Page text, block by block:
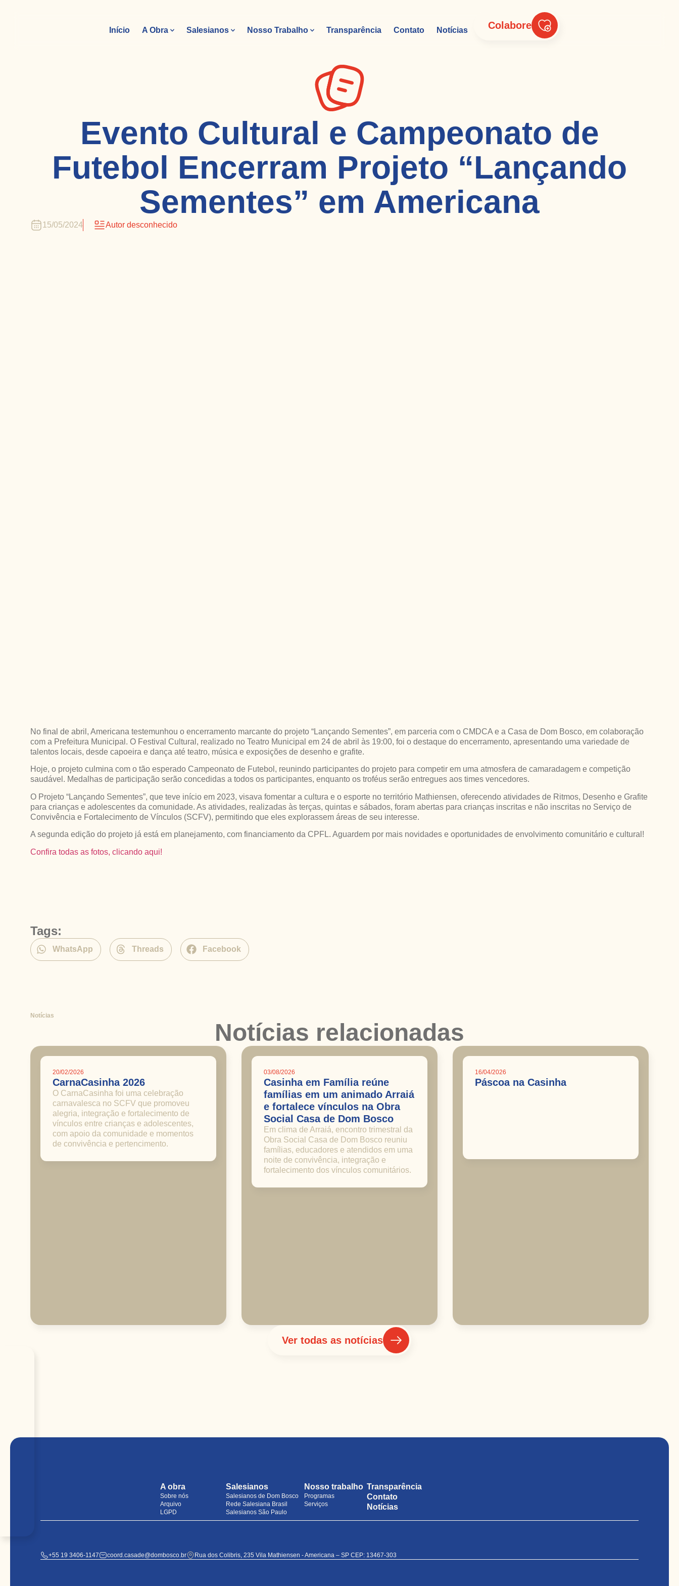
Início A Obra Salesianos Nosso Trabalho Transparência Contato Notícias Colabore
Evento Cultural e Campeonato de
Futebol Encerram Projeto “Lançando
Sementes” em Americana
15/05/2024 Autor desconhecido
No final de abril, Americana testemunhou o encerramento marcante do projeto “Lançando Sementes”, em parceria com o CMDCA e a Casa de Dom Bosco, em colaboração
com a Prefeitura Municipal. O Festival Cultural, realizado no Teatro Municipal em 24 de abril às 19:00, foi o destaque do encerramento, apresentando uma variedade de
talentos locais, desde capoeira e dança até teatro, música e exposições de desenho e grafite.
Hoje, o projeto culmina com o tão esperado Campeonato de Futebol, reunindo participantes do projeto para competir em uma atmosfera de camaradagem e competição
saudável. Medalhas de participação serão concedidas a todos os participantes, enquanto os troféus serão entregues aos times vencedores.
O Projeto “Lançando Sementes”, que teve início em 2023, visava fomentar a cultura e o esporte no território Mathiensen, oferecendo atividades de Ritmos, Desenho e Grafite
para crianças e adolescentes da comunidade. As atividades, realizadas às terças, quintas e sábados, foram abertas para crianças inscritas e não inscritas no Serviço de
Convivência e Fortalecimento de Vínculos (SCFV), permitindo que eles explorassem áreas de seu interesse.
A segunda edição do projeto já está em planejamento, com financiamento da CPFL. Aguardem por mais novidades e oportunidades de envolvimento comunitário e cultural!
Confira todas as fotos, clicando aqui!
Tags:
WhatsApp Threads Facebook
Notícias
Notícias relacionadas
20/02/2026
CarnaCasinha 2026
O CarnaCasinha foi uma celebração
carnavalesca no SCFV que promoveu
alegria, integração e fortalecimento de
vínculos entre crianças e adolescentes,
com apoio da comunidade e momentos
de convivência e pertencimento.
03/08/2026
Casinha em Família reúne
famílias em um animado Arraiá
e fortalece vínculos na Obra
Social Casa de Dom Bosco
Em clima de Arraiá, encontro trimestral da
Obra Social Casa de Dom Bosco reuniu
famílias, educadores e atendidos em uma
noite de convivência, integração e
fortalecimento dos vínculos comunitários.
16/04/2026
Páscoa na Casinha
Ver todas as notícias
A obra
Sobre nós
Arquivo
LGPD
Salesianos
Salesianos de Dom Bosco
Rede Salesiana Brasil
Salesianos São Paulo
Nosso trabalho
Programas
Serviços
Transparência
Contato
Notícias
+55 19 3406-1147 coord.casade@dombosco.br Rua dos Colibris, 235 Vila Mathiensen - Americana – SP CEP: 13467-303